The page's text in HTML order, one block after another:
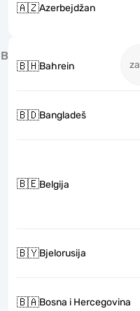
🇦🇿Azerbejdžan
B
🇧🇭Bahrein
🇧🇩Bangladeš
🇧🇪Belgija
🇧🇾Bjelorusija
🇧🇦Bosna i Hercegovina